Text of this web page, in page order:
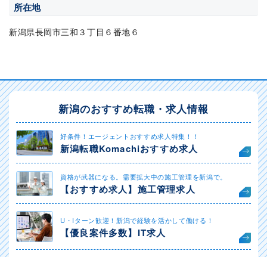
所在地
新潟県長岡市三和３丁目６番地６
新潟のおすすめ転職・求人情報
好条件！エージェントおすすめ求人特集！！
新潟転職Komachiおすすめ求人
資格が武器になる。需要拡大中の施工管理を新潟で。
【おすすめ求人】施工管理求人
U・Iターン歓迎！新潟で経験を活かして働ける！
【優良案件多数】IT求人